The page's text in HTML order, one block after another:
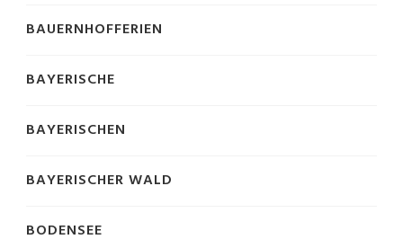
BAUERNHOFFERIEN
BAYERISCHE
BAYERISCHEN
BAYERISCHER WALD
BODENSEE